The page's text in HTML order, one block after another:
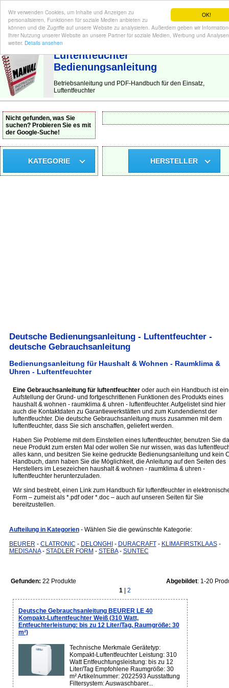
OK!
Wir verwenden Cookies, um Inhalte und Anzeigen zu
personalisieren, Funktionen für soziale Medien anbieten zu
können und die Zugriffe auf unsere Website zu analysieren. Außerdem geben wir
Ihrer Nutzung unserer Website an unsere Partner für soziale Medien, Werbung und Analysen
weiter. Details ansehen
BEDIENUNGSANLEITUNG | Hier finden Sie die deutsche Anleitung!
Luftentfeuchter
Bedienungsanleitung
Betriebsanleitung und PDF-Handbuch für den Einsatz,
Luftentfeuchter
Nicht gefunden, was Sie
suchen? Probieren Sie es mit
der Google-Suche!
KATEGORIE HERSTELLER
Deutsche Bedienungsanleitung - Luftentfeuchter -
deutsche Gebrauchsanleitung
Bedienungsanleitung für Haushalt & Wohnen - Raumklima &
Uhren - Luftentfeuchter
Eine Gebrauchsanleitung für luftentfeuchteroder auch ein Handbuch ist
Aufstellung der Grund- und fortgeschrittenen Funktionen des Produkts eines
haushalt & wohnen - raumklima & uhren - luftentfeuchter. Aufgelistet sind hier
auch die Kontaktdaten zu Garantiewerkstätten und zum Kundendienst der
luftentfeuchter. Die deutsche Gebrauchsanleitung muss zusammen mit dem
luftentfeuchter, dass Sie sich anschaffen, geliefert werden.
Haben Sie Probleme mit dem Einstellen eines luftentfeuchter, benutzen Sie
neue Produkt zum ersten Mal oder wollen Sie nur wissen, was das
alles kann, und besitzen Sie keine gedruckte Bedienungsanleitung und kein
Handbuch, dann haben Sie die Möglichkeit, die Anleitung auf den Seiten des
Herstellers im Lesezeichen haushalt & wohnen - raumklima & uhren -
luftentfeuchter herunterzuladen.
Wir sind bestrebt, einen Link zum Handbuch für luftentfeuchter in
Form – zumeist als *.pdf oder *.doc – auch auf unseren Seiten für Sie
bereitzustellen.
Aufteilung in Kategorien - Wählen Sie die gewünschte Kategorie:
BEURER - CLATRONIC - DELONGHI - DURACRAFT- KLIMAFIRSTKLAAS-
MEDISANA- STADLER FORM - STEBA- SUNTEC
Gefunden: 22 Produkte Abgebildet: 1-20
1
2
Deutsche Gebrauchsanleitung BEURER LE 40
Kompakt-Luftentfeuchter Weiß (310 Watt,
Entfeuchterleistung: bis zu 12 Liter/Tag, Raumgröße: 30
m²)
Technische Merkmale Gerätetyp:
Kompakt-Luftentfeuchter Leistung: 310
Watt Entfeuchtungsleistung: bis zu 12
Liter/Tag Empfohlene Raumgröße: 30
m² Artikelnummer: 2022593 Ausstattung
Filtersystem: Auswaschbarer...